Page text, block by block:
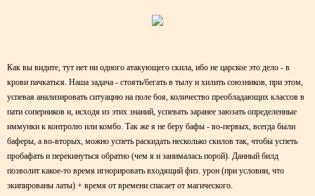
Как вы видите, тут нет ни одного атакующего скила, ибо не царское это дело - в
крови пачкаться. Наша задача - стоять/бегать в тылу и хилить союзников, при этом,
успевая анализировать ситуацию на поле боя, количество преобладающих классов в
пати соперников и, исходя из этих знаний, успевать заранее заюзать определенные
иммунки к контролю или комбо. Так же я не беру бафы - во-первых, всегда были
баферы, а во-вторых, можно успеть раскидать несколько скилов так, чтобы успеть
пробафать и перекинуться обратно (чем я и занималась порой). Данный билд
позволит какое-то время игнорировать входящий физ. урон (при условии, что
экипированы латы) + время от времени спасает от магического.